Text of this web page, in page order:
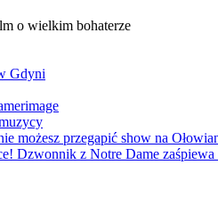
o wielkim bohaterze
Gdyni
możesz przegapić show na
Dzwonnik z Notre Dame